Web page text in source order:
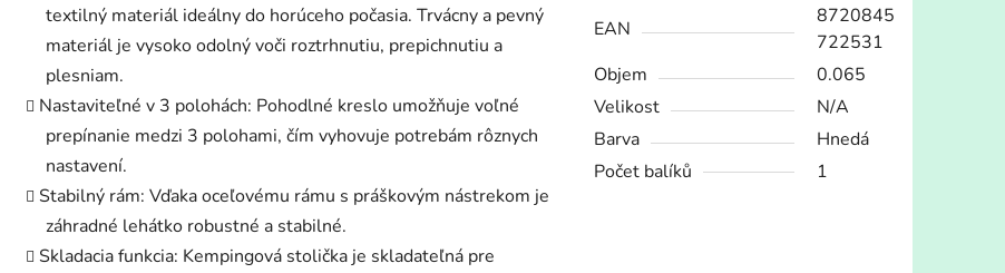
textilný materiál ideálny do horúceho počasia. Trvácny a pevný
materiál je vysoko odolný voči roztrhnutiu, prepichnutiu a
plesniam.
Nastaviteľné v 3 polohách: Pohodlné kreslo umožňuje voľné
prepínanie medzi 3 polohami, čím vyhovuje potrebám rôznych
nastavení.
Stabilný rám: Vďaka oceľovému rámu s práškovým nástrekom je
záhradné lehátko robustné a stabilné.
Skladacia funkcia: Kempingová stolička je skladateľná pre
EAN
8720845
722531
Objem
0.065
Velikost
N/A
Barva
Hnedá
Počet balíků
1